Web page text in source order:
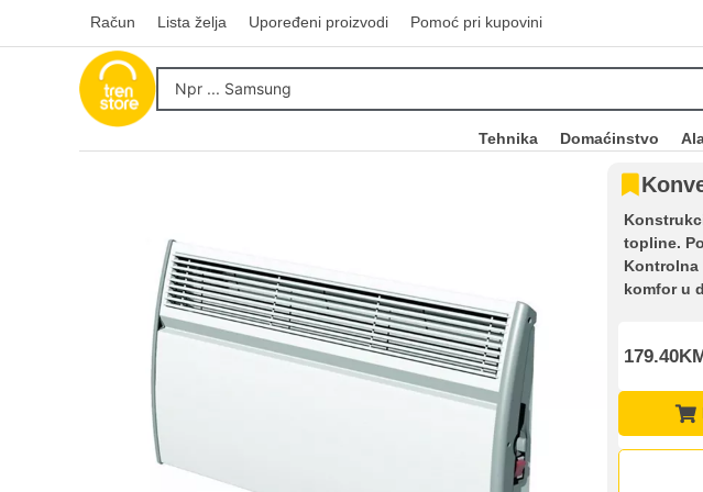
Račun Lista želja Upoređeni proizvodi Pomoć pri kupovini
Tehnika Domaćinstvo
topline.
Kontrolna
komfor u
179.40KM